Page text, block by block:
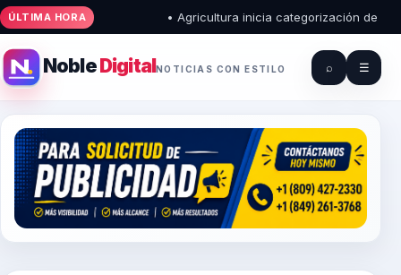
ÚLTIMA HORA • Agricultura inicia categorización de
NobleDigitalNOTICIAS CON ESTILO ⌕ ☰